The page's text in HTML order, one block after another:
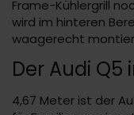
Frame-Kühlergrill
wird im hinteren
waagerecht
Der Audi Q5
4,67 Meter ist der